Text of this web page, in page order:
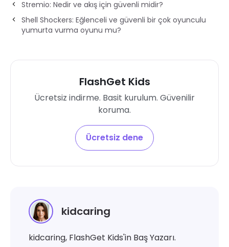
Stremio: Nedir ve akış için güvenli midir?
Shell Shockers: Eğlenceli ve güvenli bir çok oyunculu
yumurta vurma oyunu mu?
FlashGet Kids
Ücretsiz indirme. Basit kurulum. Güvenilir
koruma.
Ücretsiz dene
kidcaring
kidcaring, FlashGet Kids'in Baş Yazarı.